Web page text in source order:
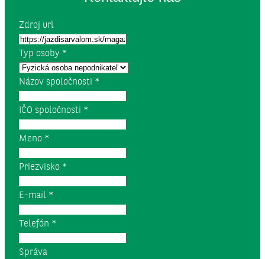
Zdroj url
Typ osoby *
Názov spoločnosti *
IČO spoločnosti *
Meno *
Priezvisko *
E-mail *
Telefón *
Správa